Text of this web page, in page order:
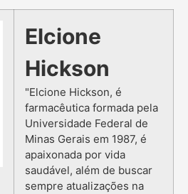
Elcione
Hickson
"Elcione Hickson, é
farmacêutica formada pela
Universidade Federal de
Minas Gerais em 1987, é
apaixonada por vida
saudável, além de buscar
sempre atualizações na